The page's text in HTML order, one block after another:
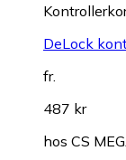
DeLock
fr.
487 kr
hos CS